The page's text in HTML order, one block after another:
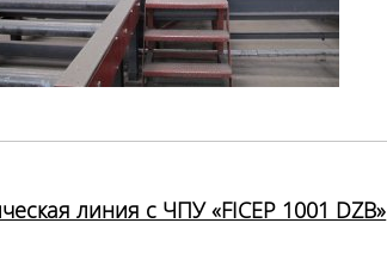
линия с ЧПУ «FICEP 1001 DZB»